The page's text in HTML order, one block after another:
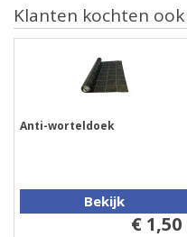
Klanten kochten ook
Anti-worteldoek
Bekijk
€ 1,50